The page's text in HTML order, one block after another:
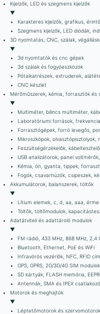
Kijelzők, LED és szegmens kijelzők
▼
Karakteres kijelzők, grafikus,
Szegmens kijelzők, LED diódák,
3D nyomtatás, CNC, szálak,
▼
3d nyomtatók és cnc gépek
3d szálak és fogyóeszközök
Pótalkatrészek, extruderek,
CNC készlet
Mérőműszerek, kémia, forrasztók és
▼
Multiméter, bilincs multiméter,
Laboratóriumi források,
Forrasztógépek, forró levegős,
Mikroszkópok,
Feszültségérzékelők,
USB analizátorok, panel
Kémia, ón, gyanta, tippek,
Fogók, csavarhúzók, csipeszek,
Akkumulátorok, balanszerek, töltők
▼
Lítium elemek, c, d, aa, aaa, érme
Töltők, töltőmodulok,
Adatátviteli és adattároló modulok
▼
FM rádió, 433 MHz, 868 MHz, 2,4
Bluetooth, Ethernet, PoE és WiFi
Infravörös vezérlők, NFC, RFID
GPS, GPRS, 2G/3G/4G SIM modulok
SD kártyák, FLASH memória,
Antennák, SMA és IPEX
Motorok és meghajtók
▼
Léptetőmotorok és szervomotorok